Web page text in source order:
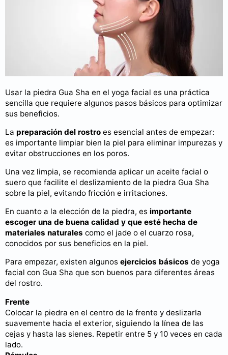
Usar la piedra Gua Sha en el yoga facial es una práctica
sencilla que requiere algunos pasos básicos para optimizar
sus beneficios.
La preparación del rostro es esencial antes de empezar:
es importante limpiar bien la piel para eliminar impurezas y
evitar obstrucciones en los poros.
Una vez limpia, se recomienda aplicar un aceite facial o
suero que facilite el deslizamiento de la piedra Gua Sha
sobre la piel, evitando fricción e irritaciones.
En cuanto a la elección de la piedra, es importante
escoger una de buena calidad y que esté hecha de
materiales naturales como el jade o el cuarzo rosa,
conocidos por sus beneficios en la piel.
Para empezar, existen algunos ejercicios básicos de yoga
facial con Gua Sha que son buenos para diferentes áreas
del rostro.
Frente
Colocar la piedra en el centro de la frente y deslizarla
suavemente hacia el exterior, siguiendo la línea de las
cejas y hasta las sienes. Repetir entre 5 y 10 veces en cada
lado.